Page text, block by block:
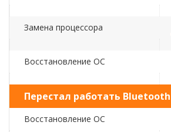
Замена процессора
Восстановление ОС
Перестал работать Bluetooth
Восстановление ОС